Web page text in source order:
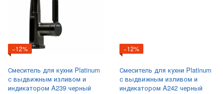
−12%
Смеситель для кухни Platinum
с выдвижным изливом и
индикатором A239 черный
−12%
Смеситель для кухни Platinum
с выдвижным изливом и
индикатором A242 черный